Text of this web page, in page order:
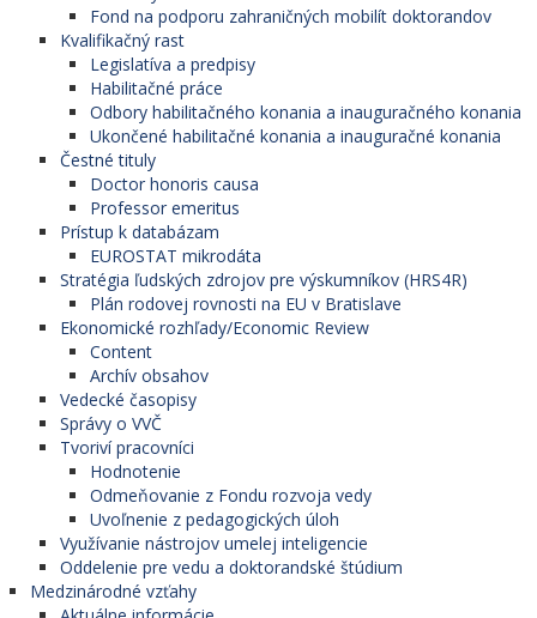
Fond na podporu zahraničných mobilít doktorandov
Kvalifikačný rast
Legislatíva a predpisy
Habilitačné práce
Odbory habilitačného konania a inauguračného konania
Ukončené habilitačné konania a inauguračné konania
Čestné tituly
Doctor honoris causa
Professor emeritus
Prístup k databázam
EUROSTAT mikrodáta
Stratégia ľudských zdrojov pre výskumníkov (HRS4R)
Plán rodovej rovnosti na EU v Bratislave
Ekonomické rozhľady/Economic Review
Content
Archív obsahov
Vedecké časopisy
Správy o VVČ
Tvoriví pracovníci
Hodnotenie
Odmeňovanie z Fondu rozvoja vedy
Uvoľnenie z pedagogických úloh
Využívanie nástrojov umelej inteligencie
Oddelenie pre vedu a doktorandské štúdium
Medzinárodné vzťahy